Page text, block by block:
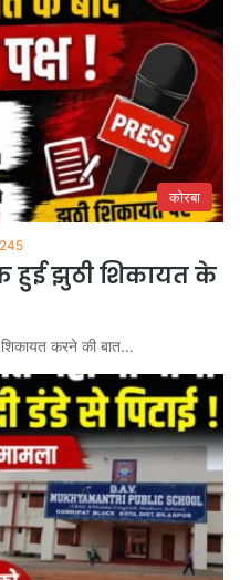
कोरबा
हुई झुठी शिकायत के
करने की बात…